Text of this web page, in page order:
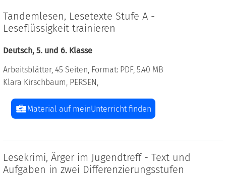
Tandemlesen, Lesetexte Stufe A -
Leseflüssigkeit trainieren
Deutsch, 5. und 6. Klasse
Arbeitsblätter, 45 Seiten, Format: PDF, 5.40 MB
Klara Kirschbaum, PERSEN,
Material auf meinUnterricht finden
Lesekrimi, Ärger im Jugendtreff - Text und
Aufgaben in zwei Differenzierungsstufen